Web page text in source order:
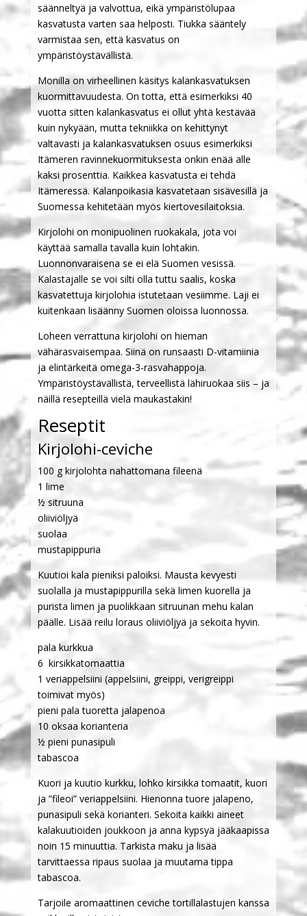
säänneltyä ja valvottua, eikä ympäristölupaa
kasvatusta varten saa helposti. Tiukka sääntely
varmistaa sen, että kasvatus on
ympäristöystävällistä.
Monilla on virheellinen käsitys kalankasvatuksen
kuormittavuudesta. On totta, että esimerkiksi 40
vuotta sitten kalankasvatus ei ollut yhtä kestävää
kuin nykyään, mutta tekniikka on kehittynyt
valtavasti ja kalankasvatuksen osuus esimerkiksi
Itämeren ravinnekuormituksesta onkin enää alle
kaksi prosenttia. Kaikkea kasvatusta ei tehdä
Itämeressä. Kalanpoikasia kasvatetaan sisävesillä ja
Suomessa kehitetään myös kiertovesilaitoksia.
Kirjolohi on monipuolinen ruokakala, jota voi
käyttää samalla tavalla kuin lohtakin.
Luonnonvaraisena se ei elä Suomen vesissä.
Kalastajalle se voi silti olla tuttu saalis, koska
kasvatettuja kirjolohia istutetaan vesiimme. Laji ei
kuitenkaan lisäänny Suomen oloissa luonnossa.
Loheen verrattuna kirjolohi on hieman
vähärasvaisempaa. Siinä on runsaasti D-vitamiinia
ja elintärkeitä omega-3-rasvahappoja.
Ympäristöystävällistä, terveellistä lähiruokaa siis – ja
näillä resepteillä vielä maukastakin!
Reseptit
Kirjolohi-ceviche
100 g kirjolohta nahattomana fileenä
1 lime
½ sitruuna
oliiviöljyä
suolaa
mustapippuria
Kuutioi kala pieniksi paloiksi. Mausta kevyesti
suolalla ja mustapippurilla sekä limen kuorella ja
purista limen ja puolikkaan sitruunan mehu kalan
päälle. Lisää reilu loraus oliiviöljyä ja sekoita hyvin.
pala kurkkua
6 kirsikkatomaattia
1 veriappelsiini (appelsiini, greippi, verigreippi
toimivat myös)
pieni pala tuoretta jalapenoa
10 oksaa korianteria
½ pieni punasipuli
tabascoa
Kuori ja kuutio kurkku, lohko kirsikka tomaatit, kuori
ja ”fileoi” veriappelsiini. Hienonna tuore jalapeno,
punasipuli sekä korianteri. Sekoita kaikki aineet
kalakuutioiden joukkoon ja anna kypsyä jääkaapissa
noin 15 minuuttia. Tarkista maku ja lisää
tarvittaessa ripaus suolaa ja muutama tippa
tabascoa.
Tarjoile aromaattinen ceviche tortillalastujen kanssa